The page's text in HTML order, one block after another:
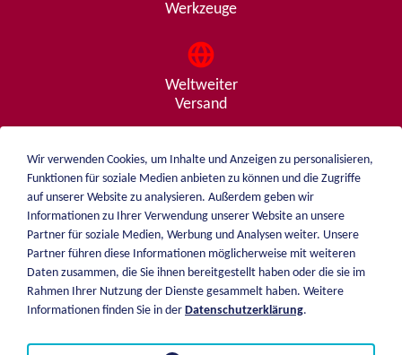
Werkzeuge
Weltweiter
Versand
Beratung
von A - Z
weiblen.
+49 (0)7551 1607
Über mich
Katalog
Wir verwenden Cookies, um Inhalte und Anzeigen zu personalisieren,
Funktionen für soziale Medien anbieten zu können und die Zugriffe
auf unserer Website zu analysieren. Außerdem geben wir
Informationen zu Ihrer Verwendung unserer Website an unsere
Partner für soziale Medien, Werbung und Analysen weiter. Unsere
Partner führen diese Informationen möglicherweise mit weiteren
Daten zusammen, die Sie ihnen bereitgestellt haben oder die sie im
Rahmen Ihrer Nutzung der Dienste gesammelt haben. Weitere
Informationen finden Sie in der Datenschutzerklärung.